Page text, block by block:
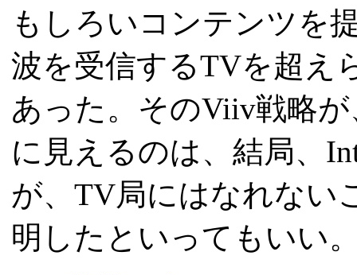
もしろいコンテンツを
波を受信するTVを超え
あった。そのViiv戦略
に見えるのは、結局、
が、TV局にはなれない
明したといってもいい